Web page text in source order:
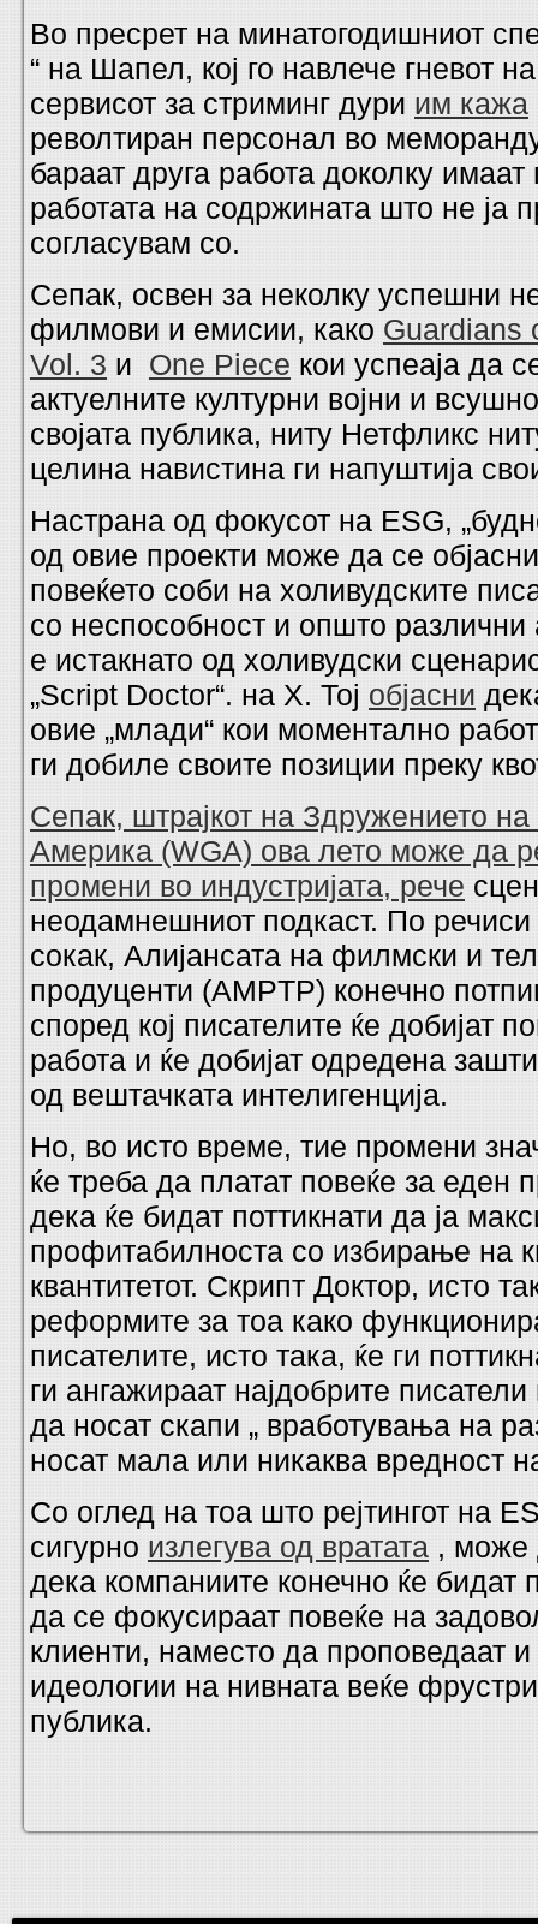
Во пресрет на минатогодишниот
“ на Шапел, кој го навлече гневот
сервисот за стриминг дури им кажа
револтиран персонал во
бараат друга работа доколку
работата на содржината што не ја
согласувам со.
Сепак, освен за неколку успешни
филмови и емисии, како Guardians
Vol. 3 и One Piece кои успеаја да
актуелните културни војни и
својата публика, ниту Нетфликс
целина навистина ги напуштија
Настрана од фокусот на ESG,
од овие проекти може да се
повеќето соби на холивудските
со неспособност и општо различни
е истакнато од холивудски
„Script Doctor“. на X. Тој објасни
овие „млади“ кои моментално
ги добиле своите позиции преку
Сепак, штрајкот на Здружението
Америка (WGA) ова лето може да
промени во индустријата, рече
неодамнешниот подкаст. По речиси
сокак, Алијансата на филмски и
продуценти (AMPTP) конечно
според кој писателите ќе добијат
работа и ќе добијат одредена
од вештачката интелигенција.
Но, во исто време, тие промени
ќе треба да платат повеќе за еден
дека ќе бидат поттикнати да ја
профитабилноста со избирање на
квантитетот. Скрипт Доктор, исто
реформите за тоа како
писателите, исто така, ќе ги
ги ангажираат најдобрите
да носат скапи „ вработувања на
носат мала или никаква вредност
Со оглед на тоа што рејтингот на
сигурно излегува од вратата , може
дека компаниите конечно ќе бидат
да се фокусираат повеќе на
клиенти, наместо да проповедаат
идеологии на нивната веќе
публика.